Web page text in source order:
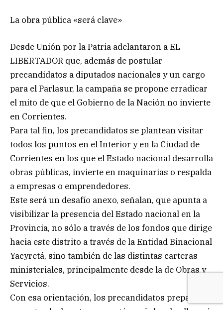
La obra pública «será clave»
Desde Unión por la Patria adelantaron a EL
LIBERTADOR que, además de postular
precandidatos a diputados nacionales y un cargo
para el Parlasur, la campaña se propone erradicar
el mito de que el Gobierno de la Nación no invierte
en Corrientes.
Para tal fin, los precandidatos se plantean visitar
todos los puntos en el Interior y en la Ciudad de
Corrientes en los que el Estado nacional desarrolla
obras públicas, invierte en maquinarias o respalda
a empresas o emprendedores.
Este será un desafío anexo, señalan, que apunta a
visibilizar la presencia del Estado nacional en la
Provincia, no sólo a través de los fondos que dirige
hacia este distrito a través de la Entidad Binacional
Yacyretá, sino también de las distintas carteras
ministeriales, principalmente desde la de Obras y
Servicios.
Con esa orientación, los precandidatos preparan